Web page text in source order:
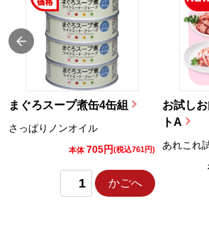
まぐろスープ煮缶4缶組
さっぱりノンオイル
本体 705円(税込761円)
かごへ
お試し
トA
あれこれ